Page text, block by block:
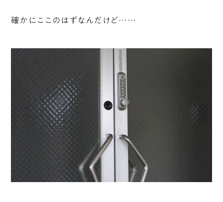
確かにここのはずなんだけど……